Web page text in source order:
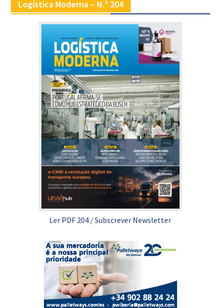
Logística Moderna – N.º 204
Ler PDF 204 /Subscrever Newsletter